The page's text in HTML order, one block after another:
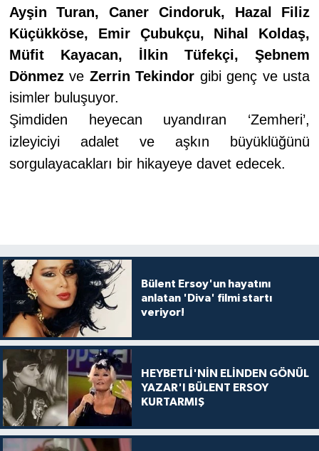
Ayşin Turan, Caner Cindoruk, Hazal Filiz
Küçükköse, Emir Çubukçu, Nihal Koldaş,
Müfit Kayacan, İlkin Tüfekçi, Şebnem
Dönmezve Zerrin Tekindor gibi genç ve usta
isimler buluşuyor.
Şimdiden heyecan uyandıran ‘Zemheri’,
izleyiciyi adalet ve aşkın büyüklüğünü
sorgulayacakları bir hikayeye davet edecek.
Bülent Ersoy'un hayatını
anlatan 'Diva' filmi startı
veriyor!
HEYBETLİ'NİN ELİNDEN GÖNÜL
YAZAR'I BÜLENT ERSOY
KURTARMIŞ